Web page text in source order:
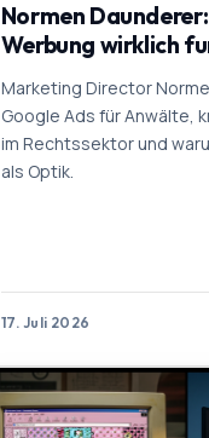
Normen
Werbung wirklich
Marketing Director
Google Ads für Anwälte,
im Rechtssektor und
als Optik.
17. Juli 2026